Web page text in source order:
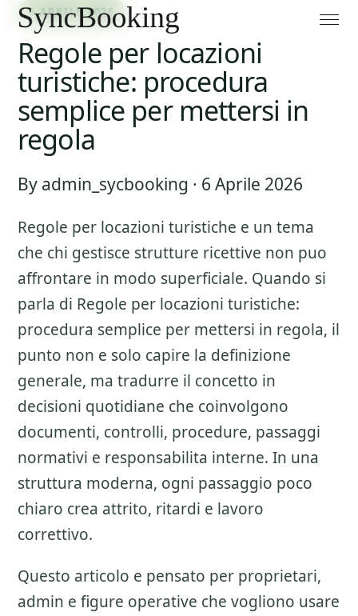
6 APRILE 2026
Regole per locazioni
turistiche: procedura
semplice per mettersi in
regola
By admin_sycbooking · 6 Aprile 2026
Regole per locazioni turistiche e un tema
che chi gestisce strutture ricettive non puo
affrontare in modo superficiale. Quando si
parla di Regole per locazioni turistiche:
procedura semplice per mettersi in regola, il
punto non e solo capire la definizione
generale, ma tradurre il concetto in
decisioni quotidiane che coinvolgono
documenti, controlli, procedure, passaggi
normativi e responsabilita interne. In una
struttura moderna, ogni passaggio poco
chiaro crea attrito, ritardi e lavoro
correttivo.
Questo articolo e pensato per proprietari,
admin e figure operative che vogliono usare